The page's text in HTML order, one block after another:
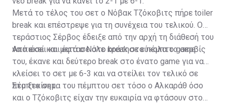
Μετά το τέλος του σετ ο Νόβακ Τζόκοβιτς πήρε toiler
break και επέστρεψε για τη συνέχεια του τελικού. Ο
τεράστιος Σέρβος έδειξε από την αρχή τη διάθεσή του
να πιέσει και έφτασε στο break στο πέμπτο game.
Από εκεί και μετά ο Νόλε κράτησε εύκολα το σερβίς
του, έκανε και δεύτερο break στο ένατο game για να
κλείσει το σετ με 6-3 και να στείλει τον τελικό σε
πέμπτο σετ.
Στο ξεκίνημα του πέμπτου σετ τόσο ο Αλκαράθ όσο
και ο Τζόκοβιτς είχαν την ευκαιρία να φτάσουν στο